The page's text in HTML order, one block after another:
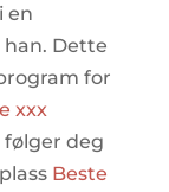
en
Dette
for
xxx
deg
Beste